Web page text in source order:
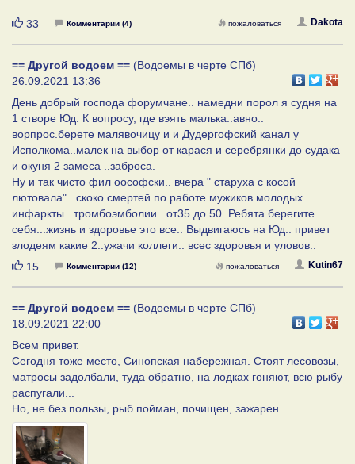
Нравится
33 Комментарии (4) Dakota
пожаловаться
== Другой водоем == (Водоемы в черте СПб)
26.09.2021 13:36
День добрый господа форумчане.. намедни порол я судня на
1 створе Юд. К вопросу, где вэять малька..авно..
ворпрос.берете малявочицу и и Дудергофский канал у
Исполкома..малек на выбор от карася и серебрянки до судака
и окуня 2 замеса ..заброса.
Ну и так чисто фил оософски.. вчера " старуха с косой
лютовала".. скоко смертей по работе мужиков молодых..
инфаркты.. тромбоэмболии.. от35 до 50. Ребята берегите
себя...жизнь и здоровье это все.. Выдвигаюсь на Юд.. привет
злодеям какие 2..ужачи коллеги.. всес здоровья и уловов..
Нравится
15 Комментарии (12) Kutin67
пожаловаться
== Другой водоем == (Водоемы в черте СПб)
18.09.2021 22:00
Всем привет.
Сегодня тоже место, Синопская набережная. Стоят лесовозы,
матросы задолбали, туда обратно, на лодках гоняют, всю рыбу
распугали...
Но, не без пользы, рыб пойман, почищен, зажарен.